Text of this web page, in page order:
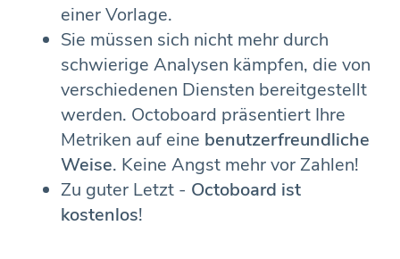
einer Vorlage.
Sie müssen sich nicht mehr durch
schwierige Analysen kämpfen, die von
verschiedenen Diensten bereitgestellt
werden. Octoboard präsentiert Ihre
Metriken auf eine benutzerfreundliche
Weise. Keine Angst mehr vor Zahlen!
Zu guter Letzt - Octoboard ist
kostenlos!